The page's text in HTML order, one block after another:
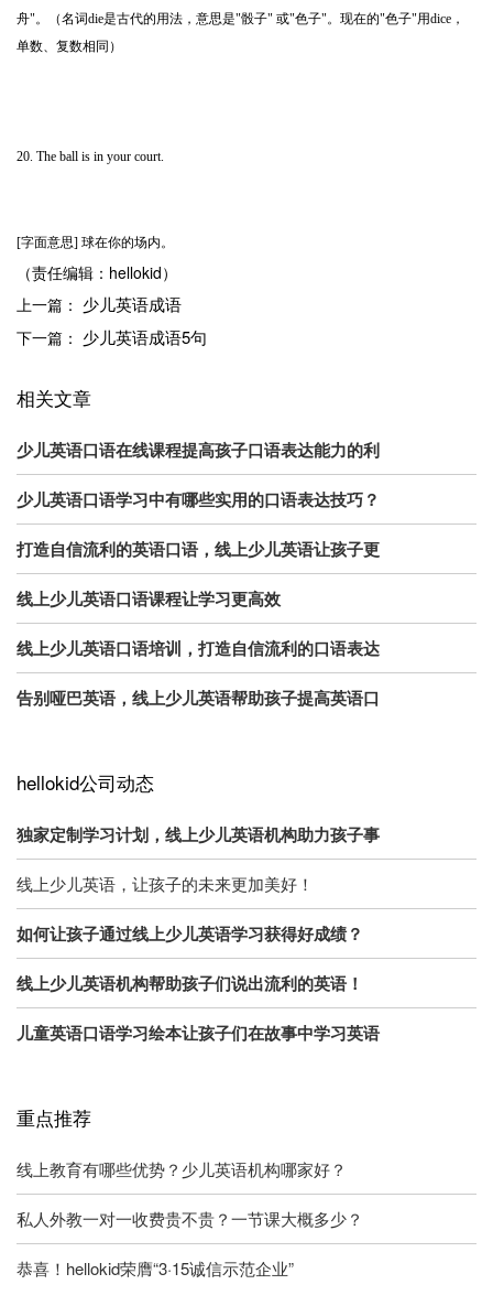
舟"。（名词die是古代的用法，意思是"骰子" 或"色子"。现在的"色子"用dice，
单数、复数相同）
20. The ball is in your court.
[字面意思] 球在你的场内。
（责任编辑：hellokid）
上一篇： 少儿英语成语
下一篇： 少儿英语成语5句
相关文章
少儿英语口语在线课程提高孩子口语表达能力的利
少儿英语口语学习中有哪些实用的口语表达技巧？
打造自信流利的英语口语，线上少儿英语让孩子更
线上少儿英语口语课程让学习更高效
线上少儿英语口语培训，打造自信流利的口语表达
告别哑巴英语，线上少儿英语帮助孩子提高英语口
hellokid公司动态
独家定制学习计划，线上少儿英语机构助力孩子事
线上少儿英语，让孩子的未来更加美好！
如何让孩子通过线上少儿英语学习获得好成绩？
线上少儿英语机构帮助孩子们说出流利的英语！
儿童英语口语学习绘本让孩子们在故事中学习英语
重点推荐
线上教育有哪些优势？少儿英语机构哪家好？
私人外教一对一收费贵不贵？一节课大概多少？
恭喜！hellokid荣膺“3·15诚信示范企业”